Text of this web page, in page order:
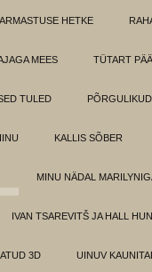
HETKE
MEES TÜTART
TULED
KALLIS SÕBER
MINU NÄDAL
IVAN TSAREVITŠ JA HALL
3D UINUV